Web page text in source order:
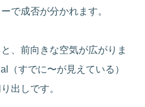
で成否が分かれます。
、前向きな空気が広がりま
（すでに〜が見えている）
出しです。